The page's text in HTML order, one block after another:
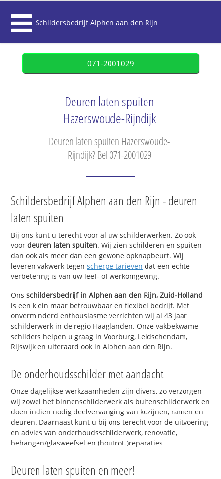
Schildersbedrijf Alphen aan den Rijn
071-2001029
Deuren laten spuiten
Hazerswoude-Rijndijk
Deuren laten spuiten Hazerswoude-
Rijndijk? Bel 071-2001029
Schildersbedrijf Alphen aan den Rijn - deuren
laten spuiten
Bij ons kunt u terecht voor al uw schilderwerken. Zo ook
voordeuren laten spuiten. Wij zien schilderen en spuiten
dan ook als meer dan een gewone opknapbeurt. Wij
leveren vakwerk tegenscherpe tarieven dat een echte
verbetering is van uw leef- of werkomgeving.
Onsschildersbedrijf in Alphen aan den Rijn, Zuid-Holland
is een klein maar betrouwbaar en flexibel bedrijf. Met
onverminderd enthousiasme verrichten wij al 43 jaar
schilderwerk in de regio Haaglanden. Onze vakbekwame
schilders helpen u graag in Voorburg, Leidschendam,
Rijswijk en uiteraard ook in Alphen aan den Rijn.
De onderhoudsschilder met aandacht
Onze dagelijkse werkzaamheden zijn divers, zo verzorgen
wij zowel het binnenschilderwerk als buitenschilderwerk en
doen indien nodig deelvervanging van kozijnen, ramen en
deuren. Daarnaast kunt u bij ons terecht voor de uitvoering
en advies van onderhoudsschilderwerk, renovatie,
behangen/glasweefsel en (houtrot-)reparaties.
Deuren laten spuiten en meer!